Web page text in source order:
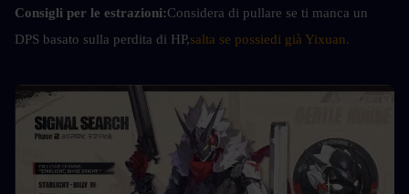
Consigli per le estrazioni:Considera di pullare se ti manca un
DPS basato sulla perdita di HP,salta se possiedi già Yixuan.